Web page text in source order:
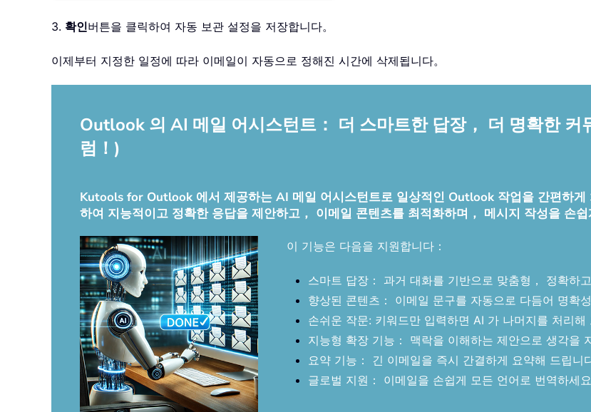
3. 확인버튼을 클릭하여 자동 보관 설정을 저장합니다。
이제부터 지정한 일정에 따라 이메일이 자동으로 정해진 시간에 삭제됩니다。
Outlook 의 AI 메일 어시스턴트： 더 스마트한 답장， 더 명확한 커
럼！)
Kutools for Outlook 에서 제공하는 AI 메일 어시스턴트로 일상적인 Outlook 작업을 간편하게
하여 지능적이고 정확한 응답을 제안하고， 이메일 콘텐츠를 최적화하며， 메시지 작성을 손쉽
이 기능은 다음을 지원합니다：
스마트 답장： 과거 대화를 기반으로 맞춤형， 정확하
향상된 콘텐츠： 이메일 문구를 자동으로 다듬어 명확
손쉬운 작문: 키워드만 입력하면 AI 가 나머지를 처리해
지능형 확장 기능： 맥락을 이해하는 제안으로 생각을
요약 기능： 긴 이메일을 즉시 간결하게 요약해 드립니다
글로벌 지원： 이메일을 손쉽게 모든 언어로 번역하세요